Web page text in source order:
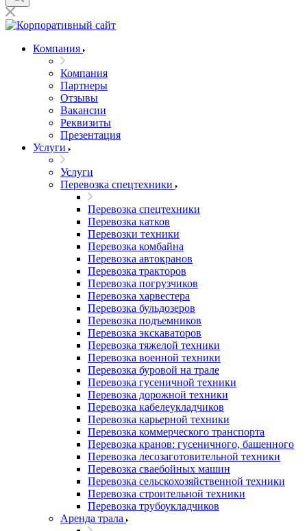
Компания
Компания
Партнеры
Отзывы
Вакансии
Реквизиты
Презентация
Услуги
Услуги
Перевозка спецтехники
Перевозка спецтехники
Перевозка катков
Перевозки техники
Перевозка комбайна
Перевозка автокранов
Перевозка тракторов
Перевозка погрузчиков
Перевозка харвестера
Перевозка бульдозеров
Перевозка подъемников
Перевозка экскаваторов
Перевозка тяжелой техники
Перевозка военной техники
Перевозка буровой на трале
Перевозка гусеничной техники
Перевозка дорожной техники
Перевозка кабелеукладчиков
Перевозка карьерной техники
Перевозка коммерческого транспорта
Перевозка кранов: гусеничного, башенного
Перевозка лесозаготовительной техники
Перевозка сваебойных машин
Перевозка сельскохозяйственной техники
Перевозка строительной техники
Перевозка трубоукладчиков
Аренда трала